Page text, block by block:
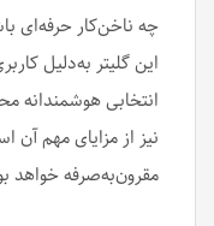
چه ناخن‌کار حرفه‌ای
این گلیتر به‌دلیل
انتخابی هوشمندانه
نیز از مزایای مهم
مقرون‌به‌صرفه خواهد